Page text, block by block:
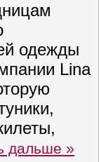
одежды
Lina
дальше »